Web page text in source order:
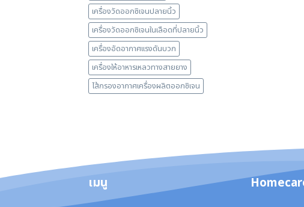
เครื่องวัดออกซิเจนปลายนิ้ว
เครื่องวัดออกซิเจนในเลือดที่ปลายนิ้ว
เครื่องอัดอากาศแรงดันบวก
เครื่องให้อาหารเหลวทางสายยาง
ไส้กรองอากาศเครื่องผลิตออกซิเจน
เมนู